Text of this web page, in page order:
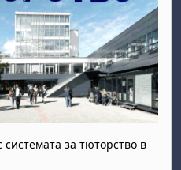
системата за тюторство в